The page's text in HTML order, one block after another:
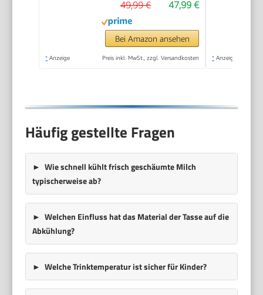
Milchschaum heiss
und kalt, heiße
Schokolade,
cromargan
47,99 €
49,99 €
Bei Amazon ansehen
* Anzeige Preis inkl. MwSt., zzgl. Versandkosten * Anzeige
Häufig gestellte Fragen
Wie schnell kühlt frisch geschäumte Milch
typischerweise ab?
Welchen Einfluss hat das Material der Tasse auf die
Abkühlung?
Welche Trinktemperatur ist sicher für Kinder?